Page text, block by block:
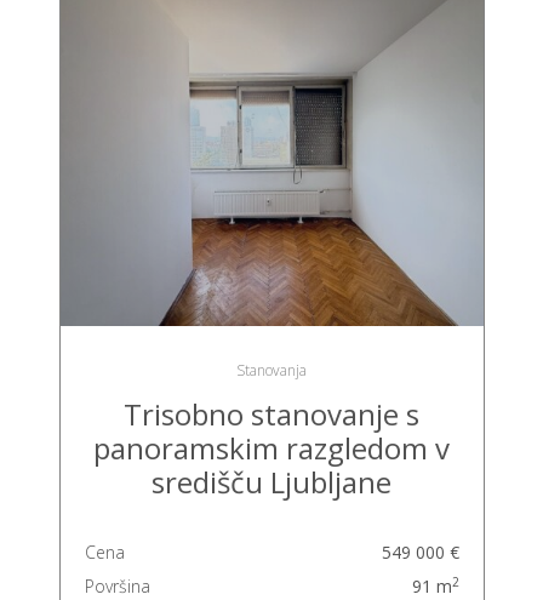
Stanovanja
Trisobno stanovanje s
panoramskim razgledom v
središču Ljubljane
Cena
549 000 €
Površina
91 m2